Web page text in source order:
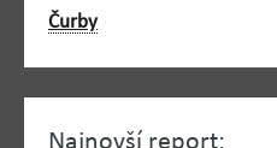
Čurby
Najnovší report: